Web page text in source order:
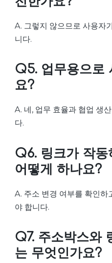
A. 그렇지 않으므로 사용자
니다.
Q5. 업무용으로
요?
A. 네, 업무 효율과 협업 생
다.
Q6. 링크가 작
어떻게 하나요?
A. 주소 변경 여부를 확인하
야 합니다.
Q7. 주소박스와
는 무엇인가요?